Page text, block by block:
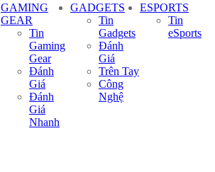
GAMING
GEAR
Tin
Gaming
Gear
Đánh
Giá
Đánh
Giá
Nhanh
GADGETS
Tin
Gadgets
Đánh
Giá
Trên Tay
Công
Nghệ
ESPORTS
Tin
eSports